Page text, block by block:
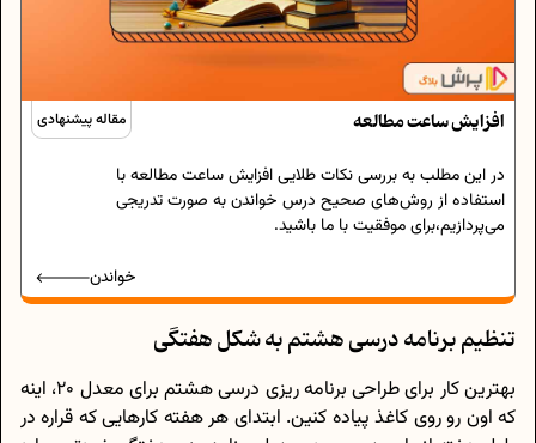
مقاله پیشنهادی افزایش ساعت مطالعه
در این مطلب به بررسی نکات طلایی افزایش ساعت مطالعه با
استفاده از روش‌های صحیح درس خواندن به صورت تدریجی
می‌پردازیم،برای موفقیت با ما باشید.
خواندن
تنظیم برنامه درسی هشتم به شکل هفتگی
بهترین کار برای طراحی برنامه ریزی درسی هشتم برای معدل 20، اینه
که اون رو روی کاغذ پیاده کنین. ابتدای هر هفته کارهایی که قراره در